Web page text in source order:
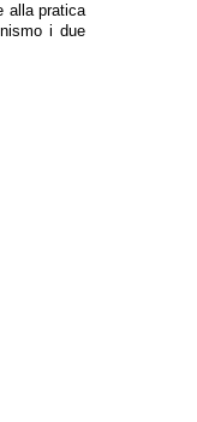
alla pratica
i due